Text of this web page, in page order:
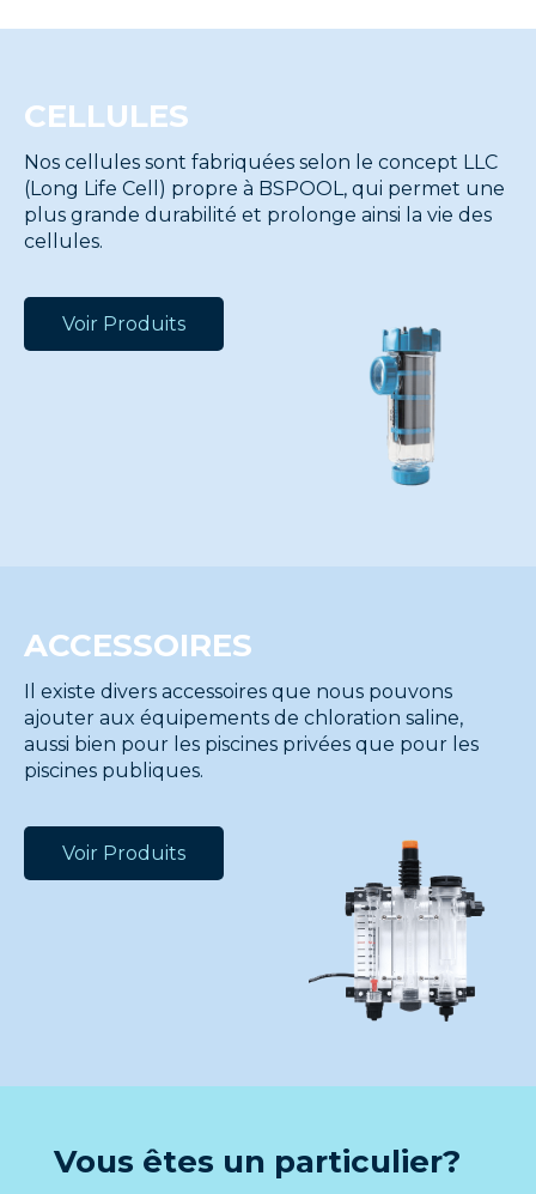
CELLULES
Nos cellules sont fabriquées selon le concept LLC
(Long Life Cell) propre à BSPOOL, qui permet une
plus grande durabilité et prolonge ainsi la vie des
cellules.
Voir Produits
ACCESSOIRES
Il existe divers accessoires que nous pouvons
ajouter aux équipements de chloration saline,
aussi bien pour les piscines privées que pour les
piscines publiques.
Voir Produits
Vous êtes un particulier?